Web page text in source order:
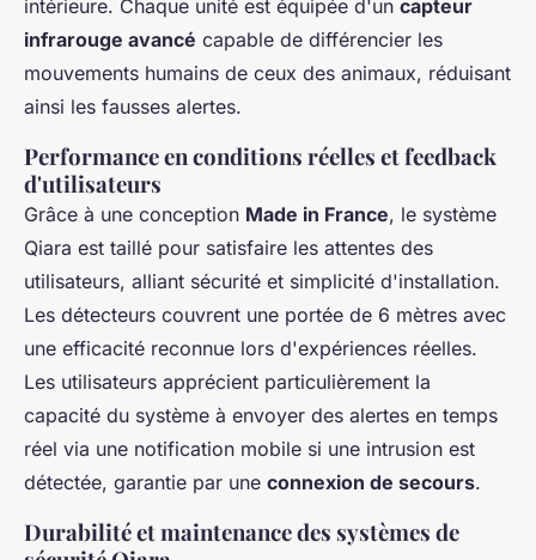
intérieure. Chaque unité est équipée d'un capteur
infrarouge avancé capable de différencier les
mouvements humains de ceux des animaux, réduisant
ainsi les fausses alertes.
Performance en conditions réelles et feedback
d'utilisateurs
Grâce à une conception Made in France, le système
Qiara est taillé pour satisfaire les attentes des
utilisateurs, alliant sécurité et simplicité d'installation.
Les détecteurs couvrent une portée de 6 mètres avec
une efficacité reconnue lors d'expériences réelles.
Les utilisateurs apprécient particulièrement la
capacité du système à envoyer des alertes en temps
réel via une notification mobile si une intrusion est
détectée, garantie par une connexion de secours.
Durabilité et maintenance des systèmes de